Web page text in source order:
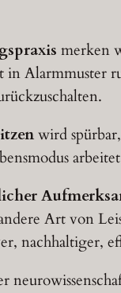
merken
in Alarmmuster
wird
Art von
nachhaltiger,